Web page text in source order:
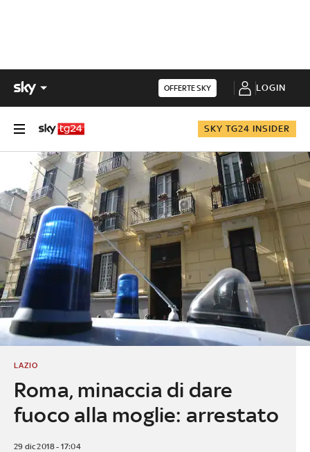
OFFERTE SKY LOGIN
SKY TG24 INSIDER
Roma, minaccia di dare
fuoco alla moglie: arrestato
LAZIO
29 dic 2018 - 17:04